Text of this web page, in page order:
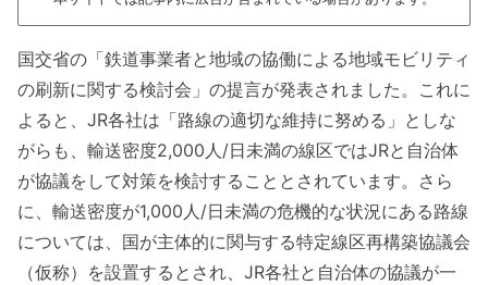
国交省の「鉄道事業者と地域の協働による地域モビリティ
の刷新に関する検討会」の提言が発表されました。これに
よると、JR各社は「路線の適切な維持に努める」としな
がらも、輸送密度2,000人/日未満の線区ではJRと自治体
が協議をして対策を検討することとされています。さら
に、輸送密度が1,000人/日未満の危機的な状況にある路線
については、国が主体的に関与する特定線区再構築協議会
（仮称）を設置するとされ、JR各社と自治体の協議が一